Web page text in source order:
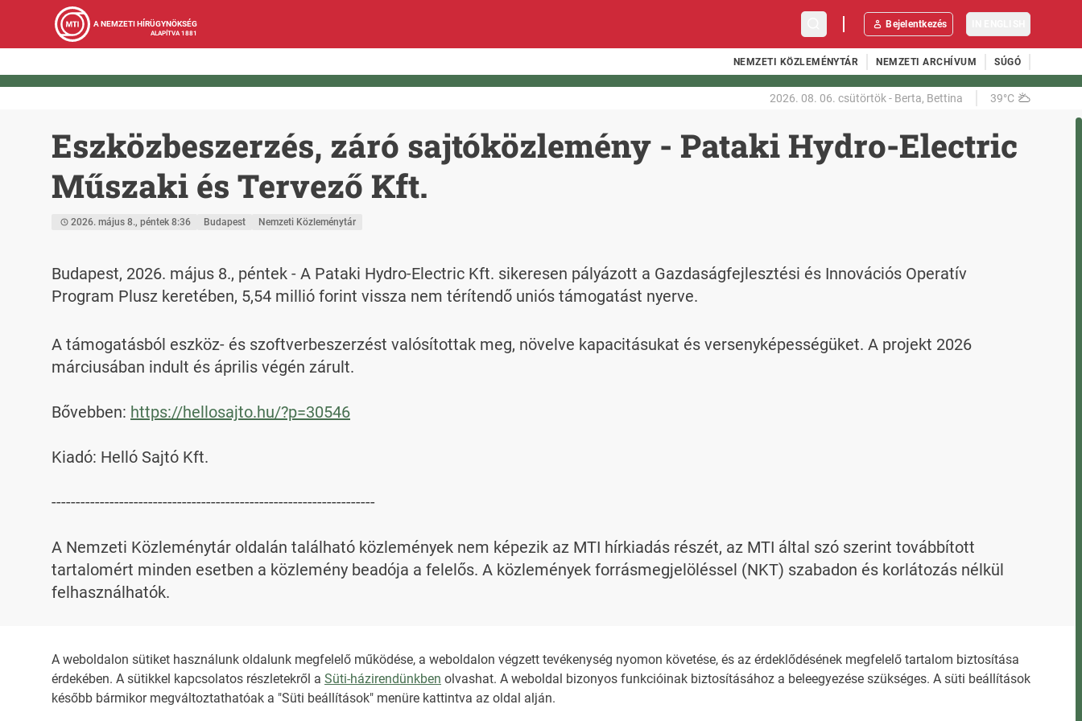
A weboldalon sütiket használunk oldalunk megfelelő működése, a weboldalon végzett tevékenység nyomon követése, és az érdeklődésének megfelelő tartalom biztosítása
érdekében. A sütikkel kapcsolatos részletekről a Süti-házirendünkben olvashat. A weboldal bizonyos funkcióinak biztosításához a beleegyezése szükséges. A süti beállítások
később bármikor megváltoztathatóak a "Süti beállítások" menüre kattintva az oldal alján.
A NEMZETI HÍRÜGYNÖKSÉG
ALAPÍTVA 1881
Bejelentkezés
NEMZETI KÖZLEMÉNYTÁR NEMZETI ARCHÍVUM SÚGÓ
2026. 08. 06. csütörtök- Berta, Bettina 39°C
Eszközbeszerzés, záró sajtóközlemény - Pataki Hydro-Electric
Műszaki és Tervező Kft.
2026. május 8., péntek 8:36 Budapest Nemzeti Közleménytár
Budapest, 2026. május 8., péntek - A Pataki Hydro-Electric Kft. sikeresen pályázott a Gazdaságfejlesztési és Innovációs Operatív
Program Plusz keretében, 5,54 millió forint vissza nem térítendő uniós támogatást nyerve.
A támogatásból eszköz- és szoftverbeszerzést valósítottak meg, növelve kapacitásukat és versenyképességüket. A projekt 2026
márciusában indult és április végén zárult.
Bővebben: https://hellosajto.hu/?p=30546
Kiadó: Helló Sajtó Kft.
-------------------------------------------------------------------
A Nemzeti Közleménytár oldalán található közlemények nem képezik az MTI hírkiadás részét, az MTI által szó szerint továbbított
tartalomért minden esetben a közlemény beadója a felelős. A közlemények forrásmegjelöléssel (NKT) szabadon és korlátozás nélkül
felhasználhatók.
HIRADO.HU MEDIAKLIKK.HU